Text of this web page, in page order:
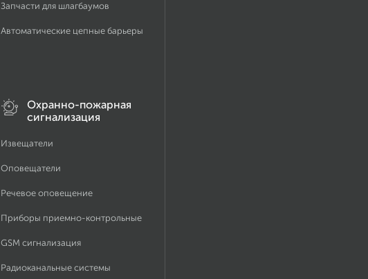
Запчасти для шлагбаумов
Автоматические цепные барьеры
Охранно-пожарная
сигнализация
Извещатели
Оповещатели
Речевое оповещение
Приборы приемно-контрольные
GSM сигнализация
Радиоканальные системы